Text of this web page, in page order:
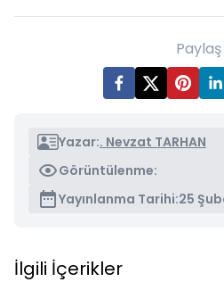
Paylaş
Yazar:. Nevzat TARHAN
Görüntülenme:
Yayınlanma Tarihi:25
İlgili İçerikler